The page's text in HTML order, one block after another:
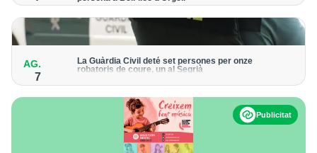
forma progressiva
AG.
7
La Guàrdia Civil deté set persones per onze
robatoris de coure, un al Segrià
Publicitat